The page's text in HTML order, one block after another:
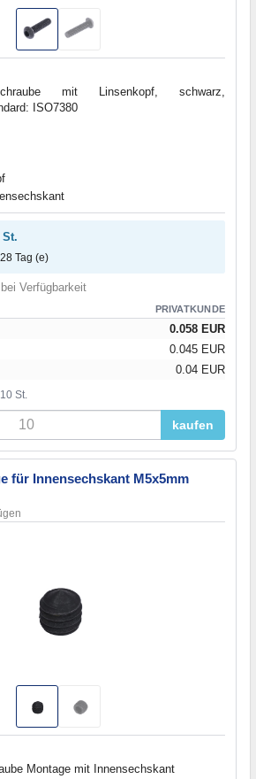
mit Linsenkopf, schwarz,
ISO7380
Tag (e)
Verfügbarkeit
PRIVATKUNDE
0.058 EUR
0.045 EUR
0.04 EUR
St.
kaufen
für Innensechskant M5x5mm
Montage mit Innensechskant